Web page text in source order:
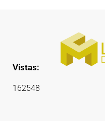
Vistas:
162548